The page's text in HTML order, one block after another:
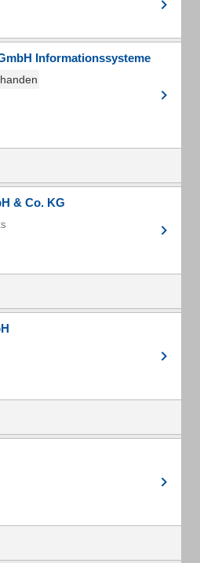
Informationssysteme
& Co. KG